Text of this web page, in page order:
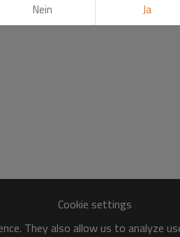
Cookie settings
They also allow us to analyze
Nein Ja